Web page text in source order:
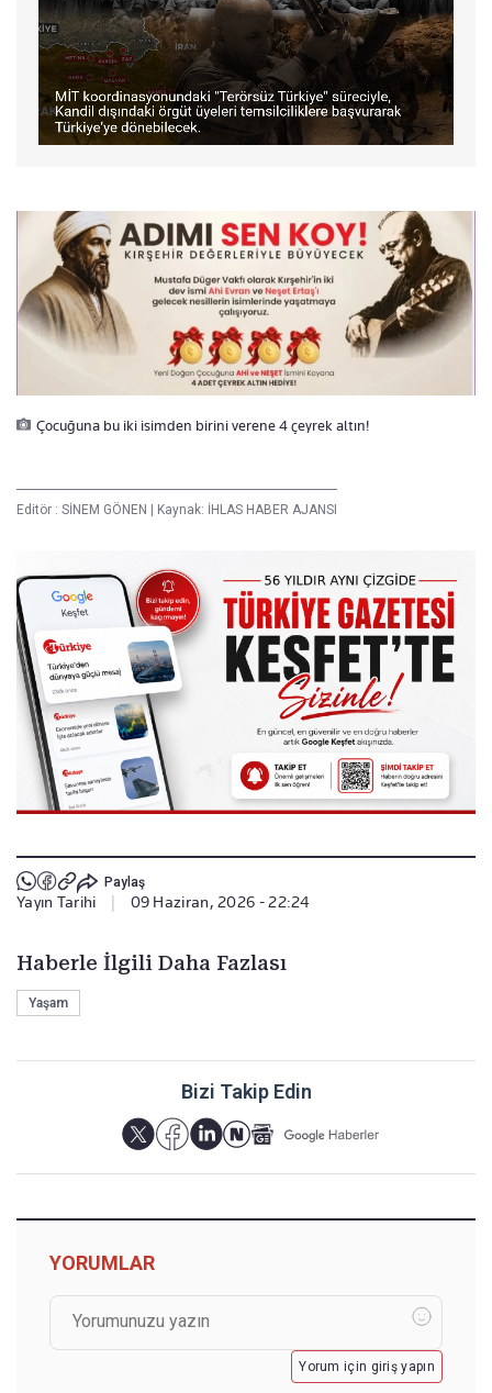
Çocuğuna bu iki isimden birini verene 4 çeyrek altın!
Editör : SİNEM GÖNEN Kaynak: İHLAS HABER AJANSI
Paylaş
Yayın Tarihi 09 Haziran, 2026 - 22:24
Haberle İlgili Daha Fazlası
Yaşam
Bizi Takip Edin
YORUMLAR
Yorum için giriş yapın